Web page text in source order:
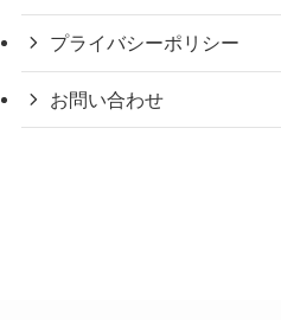
プライバシーポリシー
お問い合わせ